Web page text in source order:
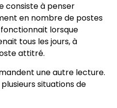
consiste à penser
en nombre de postes
lorsque
tous les jours, à
attitré.
une autre lecture.
situations de